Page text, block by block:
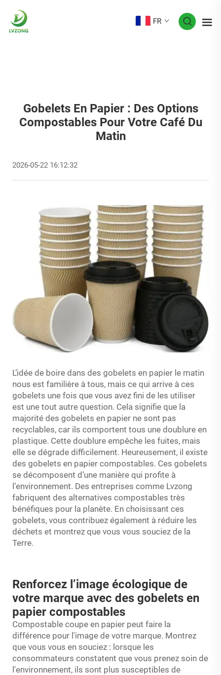
FR
Gobelets En Papier : Des Options
Compostables Pour Votre Café Du
Matin
2026-05-22 16:12:32
L’idée de boire dans des gobelets en papier le matin
nous est familière à tous, mais ce qui arrive à ces
gobelets une fois que vous avez fini de les utiliser
est une tout autre question. Cela signifie que la
majorité des gobelets en papier ne sont pas
recyclables, car ils comportent tous une doublure en
plastique. Cette doublure empêche les fuites, mais
elle se dégrade difficilement. Heureusement, il existe
des gobelets en papier compostables. Ces gobelets
se décomposent d’une manière qui profite à
l’environnement. Des entreprises comme Lvzong
fabriquent des alternatives compostables très
bénéfiques pour la planète. En choisissant ces
gobelets, vous contribuez également à réduire les
déchets et montrez que vous vous souciez de la
Terre.
Renforcez l’image écologique de
votre marque avec des gobelets en
papier compostables
Compostable coupe en papier peut faire la
différence pour l'image de votre marque. Montrez
que vous vous en souciez : lorsque les
consommateurs constatent que vous prenez soin de
l'environnement, ils sont plus susceptibles de